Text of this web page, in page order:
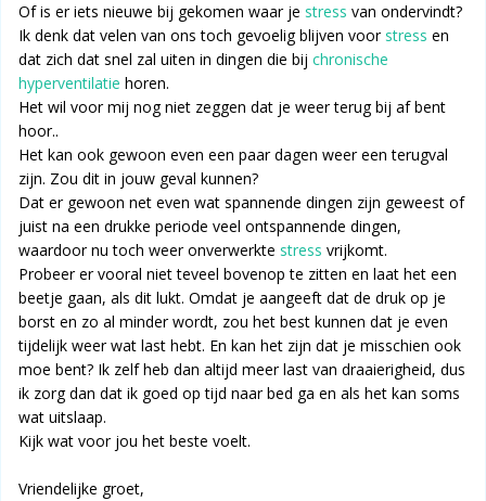
Of is er iets nieuwe bij gekomen waar je stress van ondervindt?
Ik denk dat velen van ons toch gevoelig blijven voor stress en
dat zich dat snel zal uiten in dingen die bij chronische
hyperventilatie horen.
Het wil voor mij nog niet zeggen dat je weer terug bij af bent
hoor..
Het kan ook gewoon even een paar dagen weer een terugval
zijn. Zou dit in jouw geval kunnen?
Dat er gewoon net even wat spannende dingen zijn geweest of
juist na een drukke periode veel ontspannende dingen,
waardoor nu toch weer onverwerkte stress vrijkomt.
Probeer er vooral niet teveel bovenop te zitten en laat het een
beetje gaan, als dit lukt. Omdat je aangeeft dat de druk op je
borst en zo al minder wordt, zou het best kunnen dat je even
tijdelijk weer wat last hebt. En kan het zijn dat je misschien ook
moe bent? Ik zelf heb dan altijd meer last van draaierigheid, dus
ik zorg dan dat ik goed op tijd naar bed ga en als het kan soms
wat uitslaap.
Kijk wat voor jou het beste voelt.
Vriendelijke groet,